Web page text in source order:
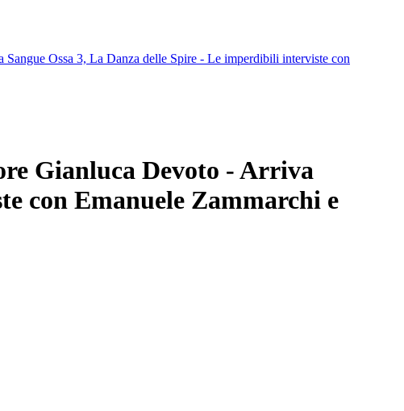
Ossa 3, La Danza delle Spire - Le imperdibili interviste con
Gianluca Devoto - Arriva
con Emanuele Zammarchi e